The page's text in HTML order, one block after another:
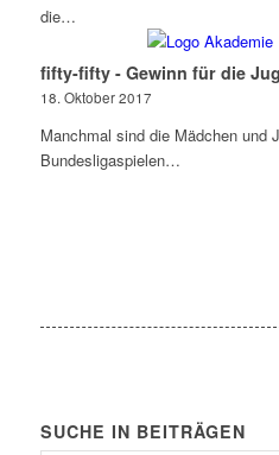
die…
fifty-fifty - Gewinn für die
18. Oktober 2017
Manchmal sind die Mädchen und
Bundesligaspielen…
SUCHE IN BEITRÄGEN